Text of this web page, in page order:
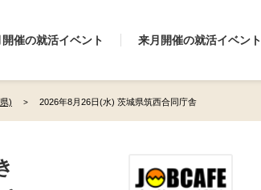
催の就活イベント 来月開催の就活イベント
) 2026年8月26日(水) 茨城県筑西合同庁舎